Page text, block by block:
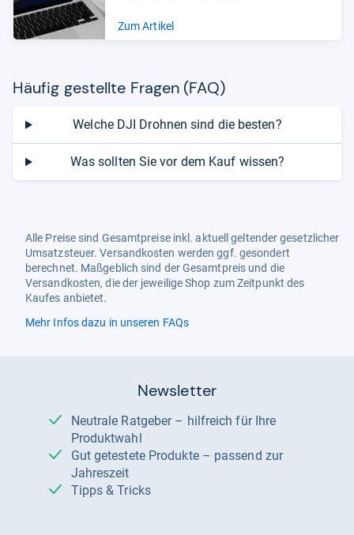
Zum Artikel
Häu­fig gestellte Fra­gen (FAQ)
Welche DJI Drohnen sind die besten?
Was sollten Sie vor dem Kauf wissen?
Alle Preise sind Gesamtpreise inkl. aktuell geltender gesetzlicher
Umsatzsteuer. Versandkosten werden ggf. gesondert
berechnet. Maßgeblich sind der Gesamtpreis und die
Versandkosten, die der jeweilige Shop zum Zeitpunkt des
Kaufes anbietet.
Mehr Infos dazu in unseren FAQs
Newsletter
Neutrale Ratgeber – hilfreich für Ihre
Produktwahl
Gut getestete Produkte – passend zur
Jahreszeit
Tipps & Tricks